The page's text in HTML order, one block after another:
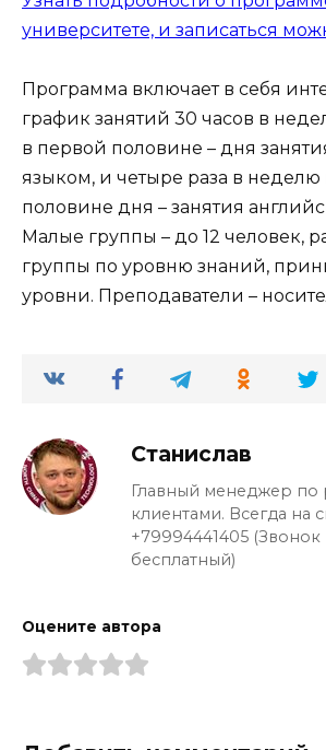
университете, и записаться
Программа включает в себя
график занятий 30 часов в
в первой половине – дня
языком, и четыре раза в неделю
половине дня – занятия
Малые группы – до 12 человек,
группы по уровню знаний,
уровни. Преподаватели –
Станислав
Главный менеджер по
клиентами. Всегда на
+79994441405
бесплатный)
Оцените автора